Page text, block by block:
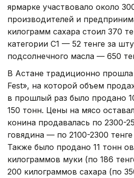
ярмарке участвовало около
производителей и
килограмм сахара стоил 370
категории С1 — 52 тенге за
подсолнечного масла — 650
В Астане традиционно прошла
Fest», на которой объем
в прошлый раз было продано
150 тонн. Цены на мясо
конина продавалась по 2300-
говядина — по 2100-2300
Также было продано 11 тонн
килограммов муки (по 186
200 килограммов сахара (по